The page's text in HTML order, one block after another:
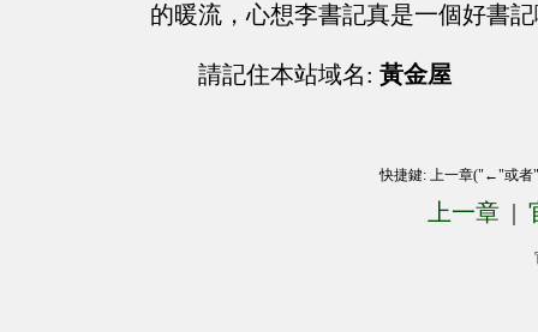
的暖流，心想李書記真是一個好書
請記住本站域名: 黃金屋
快捷鍵: 上一章("←"或
上一章 |